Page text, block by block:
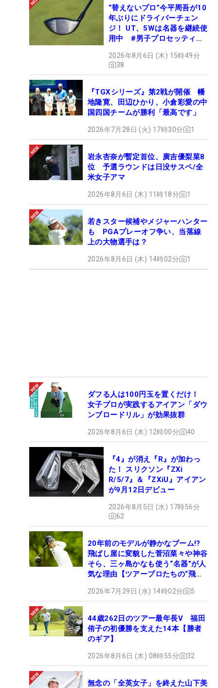
“替えないプロ”今平周吾が10
年ぶりにドライバーチェン
ジ！ UT、5Wは名器を継続使
用中 #男子プロセッティン
2026年8月6日 (木) 15時49分
38
『TGXシリーズ』第2戦が開催 幡
地隆寛、田辺ひかり、小倉彩愛の中
国四国チームが勝利「最高です」
2026年7月28日 (火) 17時30分 1
岩永杏奈が暫定首位、廣吉優梨菜8
位 予選ラウンドは日没サスペ/全
米女子アマ
2026年8月6日 (木) 11時18分 1
若きスター候補やメジャーハンター
も PGAプレーオフ争い、当落線
上の大物選手は？
2026年8月6日 (木) 14時02分 1
ダフる人は100円玉を置くだけ！
女子プロが実践するアイアン「ダウ
ンブロードリル」が効果抜群
2026年8月6日 (木) 12時00分 40
『4』が消え『R』が加わっ
た！ スリクソン『ZXi
R/5/7』＆『ZXiU』アイアン
が9月12日デビュー
2026年8月5日 (水) 17時56分
62
20年前のモデルが静かなブーム!?
飛ばし屋に変貌した菅沼菜々や神谷
そら、三ヶ島かなも使う“名器”が人
気な理由【ツアープロたちの“飛ば
2026年7月29日 (水) 14時02分 5
44歳262日のツアー最年長V 福田
侑子の初優勝を支えた14本【勝者
のギア】
2026年8月6日 (木) 08時55分 32
無念の「全英女子」を終えた山下美